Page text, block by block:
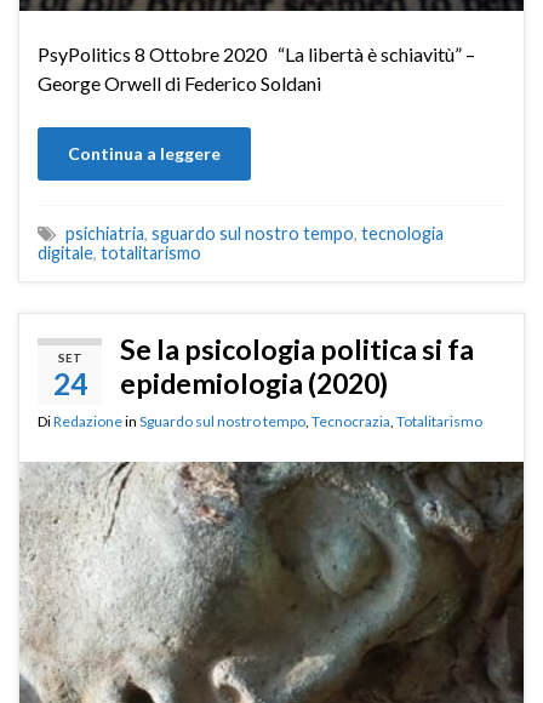
PsyPolitics 8 Ottobre 2020 “La libertà è schiavitù” –
George Orwell di Federico Soldani
Continua a leggere
psichiatria, sguardo sul nostro tempo, tecnologia
digitale, totalitarismo
SET
24
Se la psicologia politica si fa
epidemiologia (2020)
DiRedazionein Sguardo sul nostro tempo, Tecnocrazia, Totalitarismo